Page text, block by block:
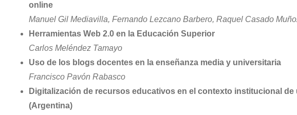
online
Manuel Gil Mediavilla, Fernando Lezcano Barbero, Raquel Casado
Herramientas Web 2.0 en la Educación Superior
Carlos Meléndez Tamayo
Uso de los blogs docentes en la enseñanza media y universitaria
Francisco Pavón Rabasco
Digitalización de recursos educativos en el contexto institucional
(Argentina)